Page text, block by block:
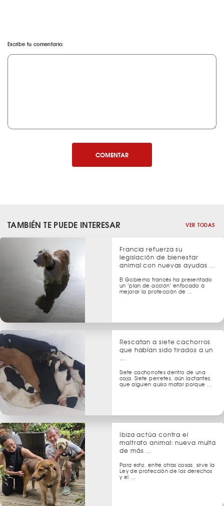
Escribe tu comentario:
COMENTAR
TAMBIÉN TE PUEDE INTERESAR VER TODAS
Francia refuerza su
legislación de bienestar
animal con nuevas ayudas …
El Gobierno francés ha presentado
un "plan de acción" enfocado a
mejorar la protección de …
Rescatan a siete cachorros
que habían sido tirados a un
…
Siete cachorrotes dentro de una
caja. Siete perretes, aún lactantes,
que alguien quiso matar porque …
Ibiza actúa contra el
maltrato animal: nueva multa
de más …
Para esto, entre otras cosas, sirve la
Ley de protección de los derechos
y el …